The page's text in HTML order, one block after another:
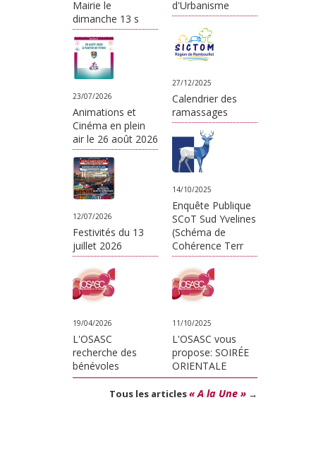
Mairie le
dimanche 13 s
23/07/2026
Animations et
Cinéma en plein
air le 26 août 2026
12/07/2026
Festivités du 13
juillet 2026
19/04/2026
L'OSASC
recherche des
bénévoles
d'Urbanisme
27/12/2025
Calendrier des
ramassages
14/10/2025
Enquête Publique
SCoT Sud Yvelines
(Schéma de
Cohérence Terr
11/10/2025
L'OSASC vous
propose: SOIRÉE
ORIENTALE
Tous les articles« A la Une » →